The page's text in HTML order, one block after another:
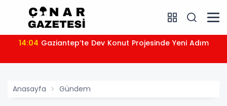
14:04 Gaziantep’te Dev Konut Projesinde Yeni Adım
Anasayfa Gündem